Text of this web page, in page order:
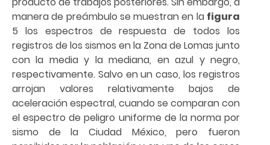
manera de preámbulo se muestran en la figura
5 los espectros de respuesta de todos los
registros de los sismos en la Zona de Lomas junto
con la media y la mediana, en azul y negro,
respectivamente. Salvo en un caso, los registros
arrojan valores relativamente bajos de
aceleración espectral, cuando se comparan con
el espectro de peligro uniforme de la norma por
sismo de la Ciudad México, pero fueron